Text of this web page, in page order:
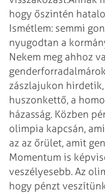
hogy őszintén
Ismétlem: semmi
nyugodtan a
Nekem meg ahhoz
zászlajukon
huszonkettő, a
házasság. Közben
olimpia kapcsán,
az az őrület, amit
Momentum is
veszélyesebb. Az
hogy pénzt